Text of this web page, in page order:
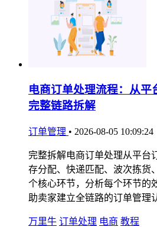
电商订单处理流程：从平
完整链路拆解
订单管理 • 2026-08-05 10:09:24
完整拆解电商订单处理从平台
存分配、快递匹配、波次拣货
个核心环节，分析每个环节的
助卖家建立全链路的订单管理
万里牛 订单处理 电商 教程